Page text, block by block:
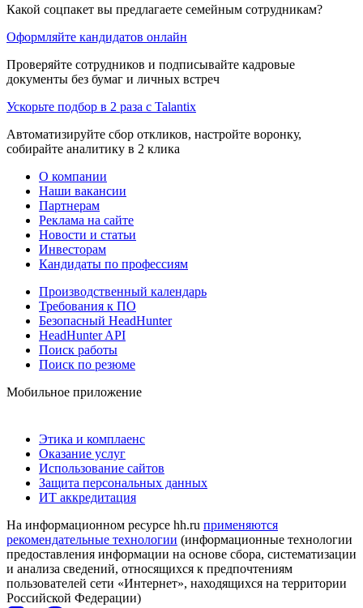
Какой соцпакет вы предлагаете семейным сотрудникам?
Оформляйте кандидатов онлайн
Проверяйте сотрудников и подписывайте кадровые
документы без бумаг и личных встреч
Ускорьте подбор в 2 раза с Talantix
Автоматизируйте сбор откликов, настройте воронку,
собирайте аналитику в 2 клика
О компании
Наши вакансии
Партнерам
Реклама на сайте
Новости и статьи
Инвесторам
Кандидаты по профессиям
Производственный календарь
Требования к ПО
Безопасный HeadHunter
HeadHunter API
Поиск работы
Поиск по резюме
Мобильное приложение
Этика и комплаенс
Оказание услуг
Использование сайтов
Защита персональных данных
ИТ аккредитация
На информационном ресурсе hh.ru применяются
рекомендательные технологии (информационные технологии
предоставления информации на основе сбора, систематизации
и анализа сведений, относящихся к предпочтениям
пользователей сети «Интернет», находящихся на территории
Российской Федерации)